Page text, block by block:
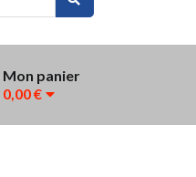
Mon panier
0,00 €